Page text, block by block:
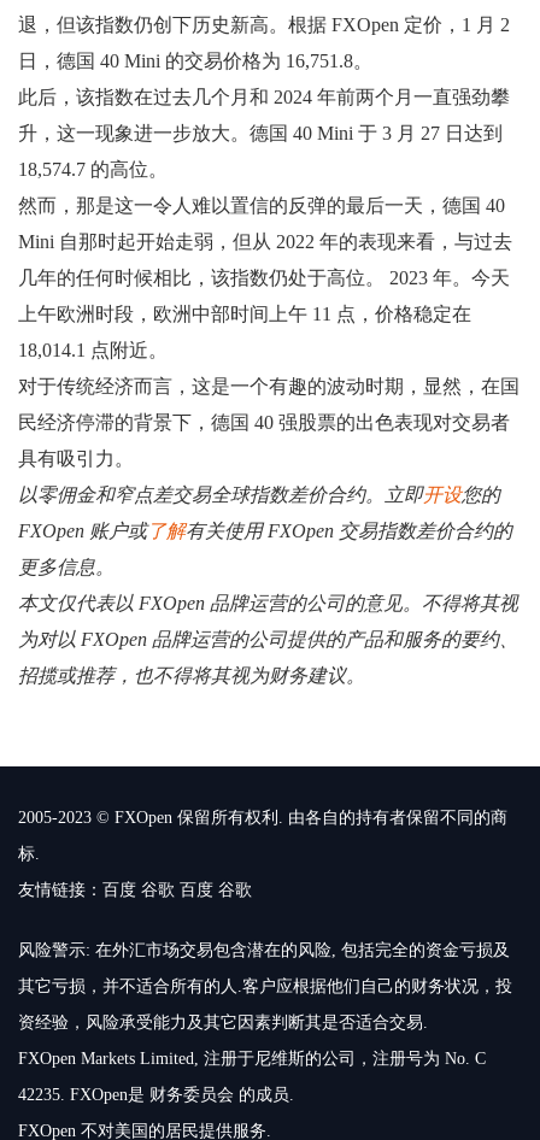
退，但该指数仍创下历史新高。根据 FXOpen 定价，1 月 2
日，德国 40 Mini 的交易价格为 16,751.8。
此后，该指数在过去几个月和 2024 年前两个月一直强劲攀
升，这一现象进一步放大。德国 40 Mini 于 3 月 27 日达到
18,574.7 的高位。
然而，那是这一令人难以置信的反弹的最后一天，德国 40
Mini 自那时起开始走弱，但从 2022 年的表现来看，与过去
几年的任何时候相比，该指数仍处于高位。 2023 年。今天
上午欧洲时段，欧洲中部时间上午 11 点，价格稳定在
18,014.1 点附近。
对于传统经济而言，这是一个有趣的波动时期，显然，在国
民经济停滞的背景下，德国 40 强股票的出色表现对交易者
具有吸引力。
以零佣金和窄点差交易全球指数差价合约。立即开设您的
FXOpen 账户或了解有关使用 FXOpen 交易指数差价合约的
更多信息。
本文仅代表以 FXOpen 品牌运营的公司的意见。不得将其视
为对以 FXOpen 品牌运营的公司提供的产品和服务的要约、
招揽或推荐，也不得将其视为财务建议。
2005-2023 © FXOpen 保留所有权利. 由各自的持有者保留不同的商
标.
友情链接： 百度 谷歌 百度 谷歌
风险警示: 在外汇市场交易包含潜在的风险, 包括完全的资金亏损及
其它亏损，并不适合所有的人.客户应根据他们自己的财务状况，投
资经验，风险承受能力及其它因素判断其是否适合交易.
FXOpen Markets Limited, 注册于尼维斯的公司，注册号为 No. C
42235. FXOpen是 财务委员会 的成员.
FXOpen 不对美国的居民提供服务.